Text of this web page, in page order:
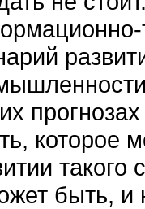
которое
быть, и